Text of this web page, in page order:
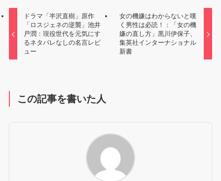
ドラマ「半沢直樹」原作
「ロスジェネの逆襲」池井
戸潤：現役世代を元気にす
るネタバレなしの名言レビ
ュー
女の機嫌はわからないと嘆
く男性は必読！：「女の機
嫌の直し方」黒川伊保子、
集英社インターナショナル
新書
この記事を書いた人